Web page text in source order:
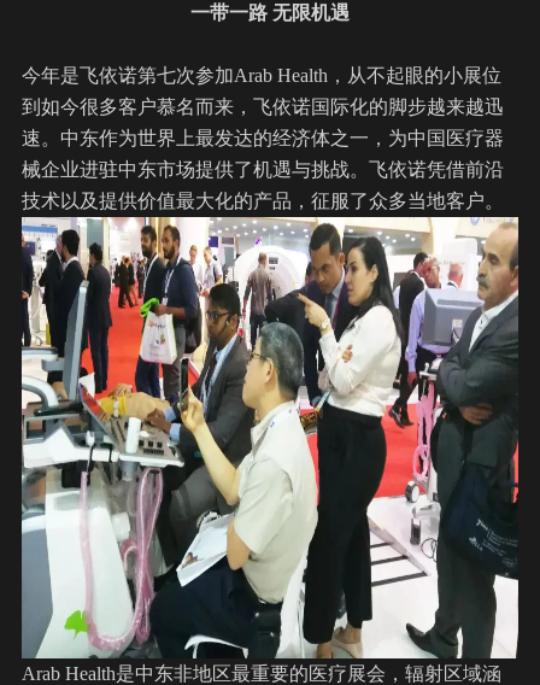
一带一路 无限机遇
今年是飞依诺第七次参加Arab Health，从不起眼的小展位
到如今很多客户慕名而来，飞依诺国际化的脚步越来越迅
速。中东作为世界上最发达的经济体之一，为中国医疗器
械企业进驻中东市场提供了机遇与挑战。飞依诺凭借前沿
技术以及提供价值最大化的产品，征服了众多当地客户。
Arab Health是中东非地区最重要的医疗展会，辐射区域涵